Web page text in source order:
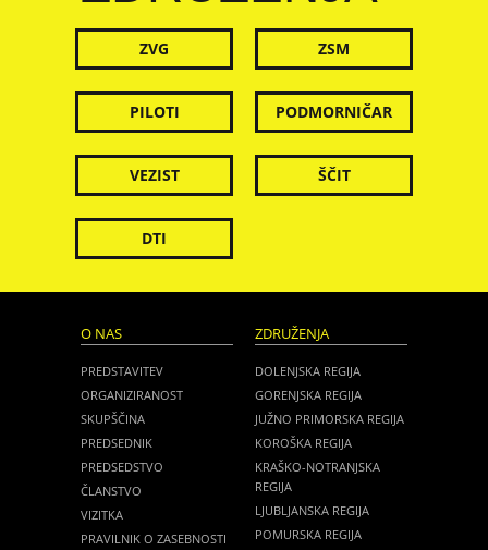
ZVG ZSM
PILOTI PODMORNIČAR
VEZIST ŠČIT
DTI
O NAS
PREDSTAVITEV
ORGANIZIRANOST
SKUPŠČINA
PREDSEDNIK
PREDSEDSTVO
ČLANSTVO
VIZITKA
PRAVILNIK O ZASEBNOSTI
ZDRUŽENJA
DOLENJSKA REGIJA
GORENJSKA REGIJA
JUŽNO PRIMORSKA REGIJA
KOROŠKA REGIJA
KRAŠKO-NOTRANJSKA
REGIJA
LJUBLJANSKA REGIJA
POMURSKA REGIJA